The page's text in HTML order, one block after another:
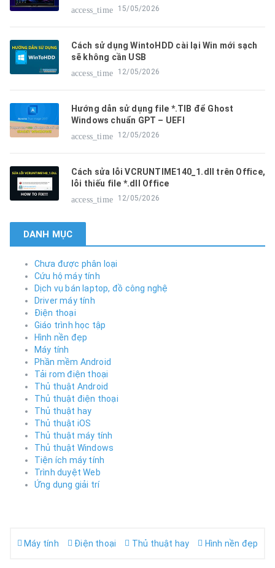
access_time
15/05/2026
Cách sử dụng WintoHDD cài lại Win mới sạch
sẽ không cần USB
access_time
12/05/2026
Hướng dẫn sử dụng file *.TIB để Ghost
Windows chuẩn GPT – UEFI
access_time
12/05/2026
Cách sửa lỗi VCRUNTIME140_1.dll trên Office,
lỗi thiếu file *.dll Office
access_time
12/05/2026
DANH MỤC
Chưa được phân loại
Cứu hộ máy tính
Dịch vụ bán laptop, đồ công nghệ
Driver máy tính
Điện thoại
Giáo trình học tập
Hình nền đẹp
Máy tính
Phần mềm Android
Tải rom điện thoại
Thủ thuật Android
Thủ thuật điện thoại
Thủ thuật hay
Thủ thuật iOS
Thủ thuật máy tính
Thủ thuật Windows
Tiện ích máy tính
Trình duyệt Web
Ứng dụng giải trí
Máy tính Điện thoại Thủ thuật hay Hình nền đẹp